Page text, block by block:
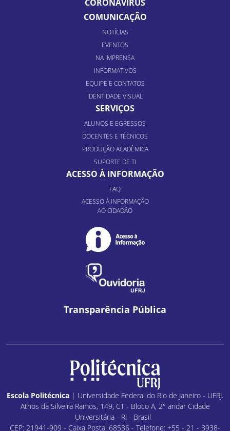
CORONAVÍRUS
COMUNICAÇÃO
NOTÍCIAS
EVENTOS
NA IMPRENSA
INFORMATIVOS
EQUIPE E CONTATOS
IDENTIDADE VISUAL
SERVIÇOS
ALUNOS E EGRESSOS
DOCENTES E TÉCNICOS
PRODUÇÃO ACADÊMICA
SUPORTE DE TI
ACESSO À INFORMAÇÃO
FAQ
ACESSO À INFORMAÇÃO
AO CIDADÃO
Transparência Pública
Escola Politécnica | Universidade Federal do Rio de Janeiro - UFRJ.
Athos da Silveira Ramos, 149, CT - Bloco A, 2° andar Cidade
Universitária - RJ - Brasil
CEP: 21941-909 - Caixa Postal 68536 - Telefone: +55 - 21 - 3938-